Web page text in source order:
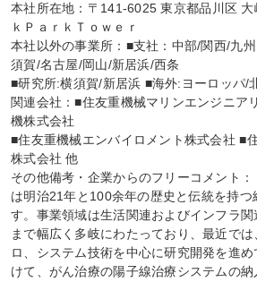
本社所在地：〒141-6025 東京都品川区 大
ｋＰａｒｋＴｏｗｅｒ
本社以外の事業所：■支社：中部/関西/九
須賀/名古屋/岡山/新居浜/西条
■研究所:横須賀/新居浜 ■海外:ヨーロッパ/
関連会社：■住友重機械マリンエンジニア
機株式会社
■住友重機械エンバイロメント株式会社 ■
株式会社 他
その他備考・企業からのフリーコメント
は明治21年と100余年の歴史と伝統を持つ
す。事業領域は生活関連およびインフラ
まで幅広く多岐にわたっており、最近で
ロ、システム技術を中心に研究開発を進
けて、がん治療の陽子線治療システムの